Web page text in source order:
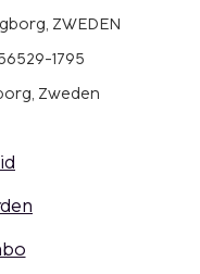
ZWEDEN
1795
Zweden